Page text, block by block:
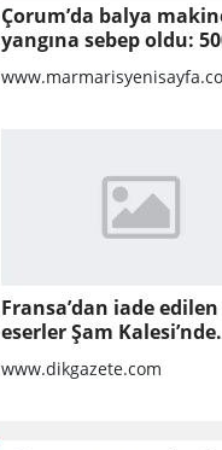
Çorum’da balya
yangına sebep oldu:
dönüm anız küle döndü
Fransa’dan iade
eserler Şam Kalesi’nde
sergilendi
www.dikgazete.com